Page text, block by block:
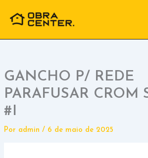
para
conteúdo
GANCHO P/ REDE
PARAFUSAR CROM
#I
Por admin / 6 de maio de 2025